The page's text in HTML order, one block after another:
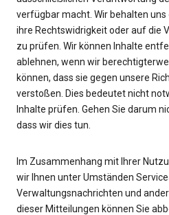
verfügbar macht. Wir behalten uns
ihre Rechtswidrigkeit oder auf die
zu prüfen. Wir können Inhalte
ablehnen, wenn wir
können, dass sie gegen unsere
verstoßen. Dies bedeutet nicht
Inhalte prüfen. Gehen Sie darum
dass wir dies tun.
Im Zusammenhang mit Ihrer
wir Ihnen unter Umständen
Verwaltungsnachrichten und
dieser Mitteilungen können Sie